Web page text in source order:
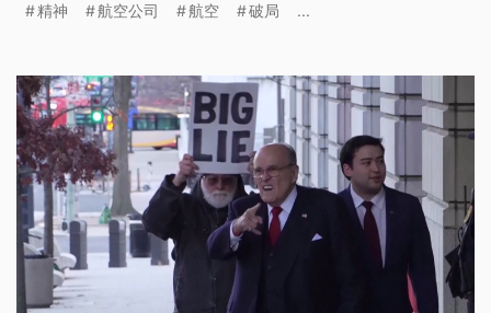
精神 航空公司 航空 破局 ...